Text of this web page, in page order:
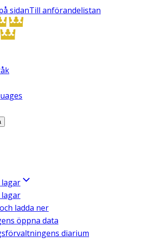
sidanTill anförandelistan
ladda ner
öppna data
diarium